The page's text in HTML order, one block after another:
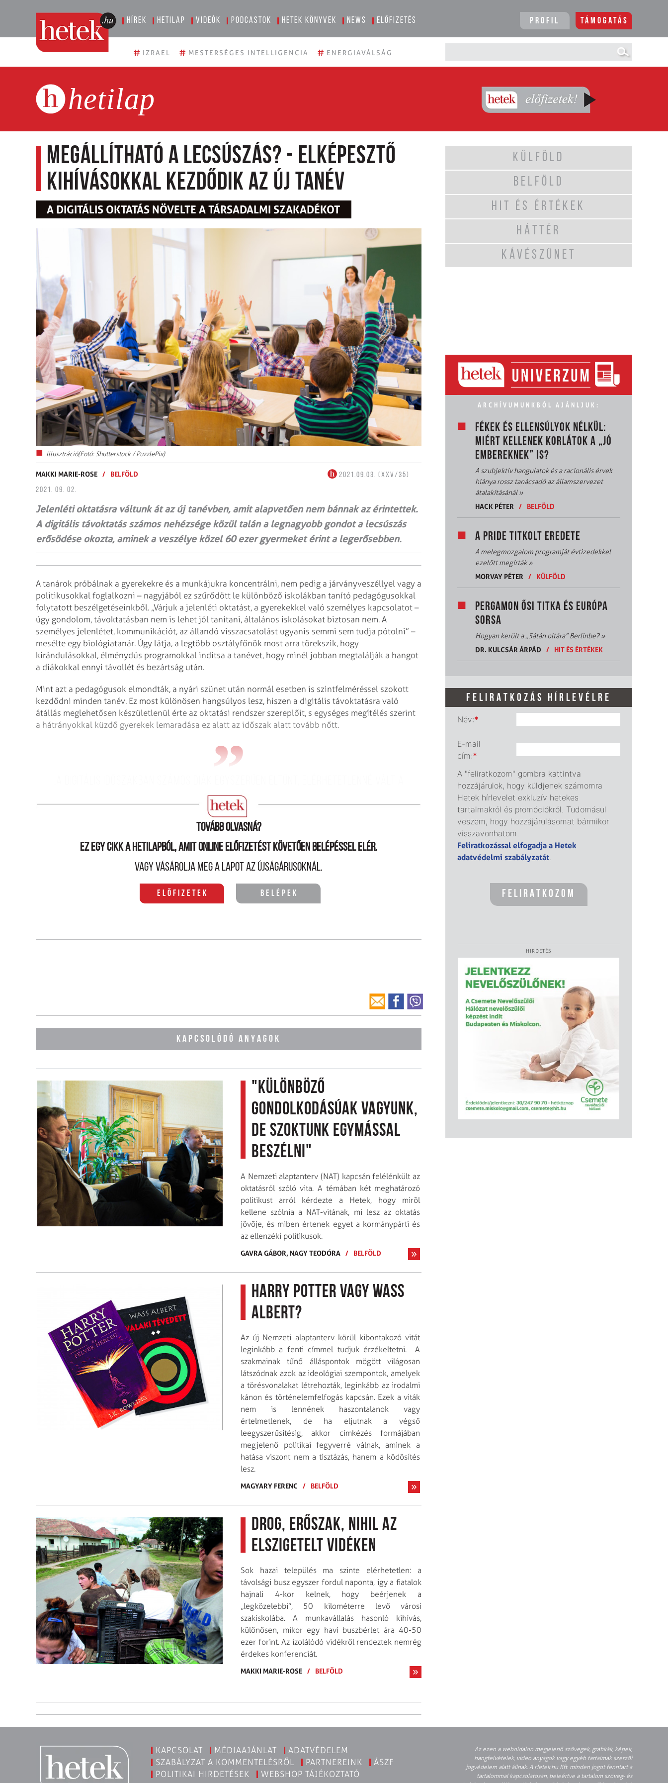
Hírek Hetilap Videók Podcastok Hetek könyvek News Előfizetés Profil Támogatás
# IZRAEL # MESTERSÉGES INTELLIGENCIA # ENERGIAVÁLSÁG
hetilap
Megállítható a lecsúszás? - elképesztő
kihívásokkal kezdődik az új tanév
A DIGITÁLIS OKTATÁS NÖVELTE A TÁRSADALMI SZAKADÉKOT
Illusztráció(Fotó: Shutterstock / PuzzlePix)
MAKKI MARIE-ROSE / BELFÖLD
2021.09.03. (XXV/35)
2021. 09. 02.
Jelenléti oktatásra váltunk át az új tanévben, amit alapvetően nem bánnak az érintettek.
A digitális távoktatás számos nehézsége közül talán a legnagyobb gondot a lecsúszás
erősödése okozta, aminek a veszélye közel 60 ezer gyermeket érint a legerősebben.
A tanárok próbálnak a gyerekekre és a munkájukra koncentrálni, nem pedig a járványveszéllyel vagy a
politikusokkal foglalkozni – nagyjából ez szűrődött le különböző iskolákban tanító pedagógusokkal
folytatott beszélgetéseinkből. „Várjuk a jelenléti oktatást, a gyerekekkel való személyes kapcsolatot –
úgy gondolom, távoktatásban nem is lehet jól tanítani, általános iskolásokat biztosan nem. A
személyes jelenlétet, kommunikációt, az állandó visszacsatolást ugyanis semmi sem tudja pótolni” –
mesélte egy biológiatanár. Úgy látja, a legtöbb osztályfőnök most arra törekszik, hogy
kirándulásokkal, élménydús programokkal indítsa a tanévet, hogy minél jobban megtalálják a hangot
a diákokkal ennyi távollét és bezártság után.
Mint azt a pedagógusok elmondták, a nyári szünet után normál esetben is szintfelméréssel szokott
kezdődni minden tanév. Ez most különösen hangsúlyos lesz, hiszen a digitális távoktatásra való
átállás meglehetősen készületlenül érte az oktatási rendszer szereplőit, s egységes megítélés szerint
a hátrányokkal küzdő gyerekek lemaradása ez alatt az időszak alatt tovább nőtt.
családjával együtt, többnyire olyanok, akik eleve lemaradásokkal küzdöttek.
Tovább olvasná?
Ez egy cikk a hetilapból, amit online előfizetést követően belépéssel elér.
Vagy vásárolja meg a lapot az újságárusoknál.
Előfizetek Belépek
KAPCSOLÓDÓ ANYAGOK
"Különböző
gondolkodásúak vagyunk,
de szoktunk egymással
beszélni"
A Nemzeti alaptanterv (NAT) kapcsán felélénkült az
oktatásról szóló vita. A témában két meghatározó
politikust arról kérdezte a Hetek, hogy mirõl
kellene szólnia a NAT-vitának, mi lesz az oktatás
jövõje, és miben értenek egyet a kormánypárti és
az ellenzéki politikusok.
GAVRA GÁBOR, NAGY TEODÓRA / BELFÖLD
Harry Potter vagy Wass
Albert?
Az új Nemzeti alaptanterv körül kibontakozó vitát
leginkább a fenti címmel tudjuk érzékeltetni. A
szakmainak tűnő álláspontok mögött világosan
látszódnak azok az ideológiai szempontok, amelyek
a törésvonalakat létrehozták, leginkább az irodalmi
kánon és történelemfelfogás kapcsán. Ezek a viták
nem is lennének haszontalanok vagy
értelmetlenek, de ha eljutnak a végső
leegyszerűsítésig, akkor címkézés formájában
megjelenő politikai fegyverré válnak, aminek a
hatása viszont nem a tisztázás, hanem a ködösítés
lesz.
MAGYARY FERENC / BELFÖLD
Drog, erőszak, nihil az
elszigetelt vidéken
Sok hazai település ma szinte elérhetetlen: a
távolsági busz egyszer fordul naponta, így a fiatalok
hajnali 4-kor kelnek, hogy beérjenek a
„legközelebbi”, 50 kilométerre levő városi
szakiskolába. A munkavállalás hasonló kihívás,
különösen, mikor egy havi buszbérlet ára 40-50
ezer forint. Az izolálódó vidékről rendeztek nemrég
érdekes konferenciát.
MAKKI MARIE-ROSE / BELFÖLD
KÜLFÖLD
BELFÖLD
HIT ÉS ÉRTÉKEK
HÁTTÉR
KÁVÉSZÜNET
ARCHÍVUMUNKBÓL AJÁNLJUK:
FÉKEK ÉS ELLENSÚLYOK NÉLKÜL:
MIÉRT KELLENEK KORLÁTOK A „JÓ
EMBEREKNEK” IS?
A szubjektív hangulatok és a racionális érvek
hiánya rossz tanácsadó az államszervezet
átalakításánál»
HACK PÉTER
/ BELFÖLD
A PRIDE TITKOLT EREDETE
A melegmozgalom programját évtizedekkel
ezelőtt megírták»
MORVAY PÉTER
/ KÜLFÖLD
PERGAMON ŐSI TITKA ÉS EURÓPA
SORSA
Hogyan került a „Sátán oltára” Berlinbe?»
DR. KULCSÁR ÁRPÁD
/ HIT ÉS ÉRTÉKEK
FELIRATKOZÁS HÍRLEVÉLRE
Név:*
E-mail
cím:*
A "feliratkozom" gombra kattintva
hozzájárulok, hogy küldjenek számomra
Hetek hírlevelet exkluzív hetekes
tartalmakról és promóciókról. Tudomásul
veszem, hogy hozzájárulásomat bármikor
visszavonhatom.
Feliratkozással elfogadja a Hetek
adatvédelmi szabályzatát.
HIRDETÉS
KAPCSOLAT MÉDIAAJÁNLAT
ADATVÉDELEM
SZABÁLYZAT A KOMMENTELÉSRŐL
PARTNEREINK
ÁSZF
POLITIKAI HIRDETÉSEK
WEBSHOP TÁJÉKOZTATÓ
Az ezen a weboldalon megjelenő szövegek, grafikák, képek,
hangfelvételek, video anyagok vagy egyéb tartalmak szerzői
jogvédelem alatt állnak. A Hetek.hu Kft. minden jogot fenntart a
tartalommal kapcsolatosan, beleértve a tartalom szöveg- és